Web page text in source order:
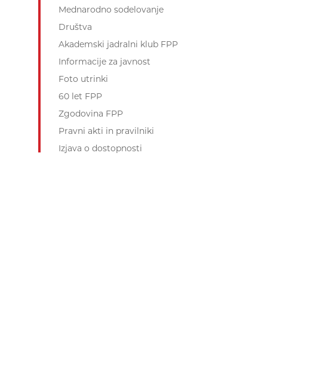
Mednarodno sodelovanje
Društva
Akademski jadralni klub FPP
Informacije za javnost
Foto utrinki
60 let FPP
Zgodovina FPP
Pravni akti in pravilniki
Izjava o dostopnosti